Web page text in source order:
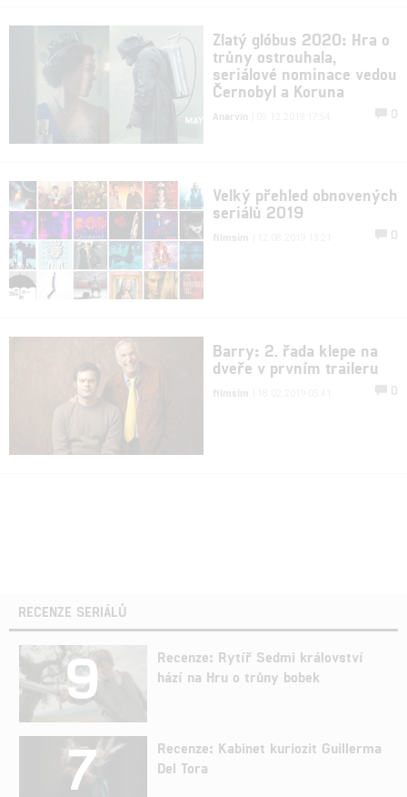
Zlatý glóbus 2020: Hra o
trůny ostrouhala,
seriálové nominace vedou
Černobyl a Koruna
Anarvin 0
Velký přehled obnovených
seriálů 2019
filmsim 0
Barry: 2. řada klepe na
dveře v prvním traileru
filmsim 0
RECENZE SERIÁLŮ
9
Recenze: Rytíř Sedmi království
hází na Hru o trůny bobek
7
Recenze: Kabinet kuriozit Guillerma
Del Tora